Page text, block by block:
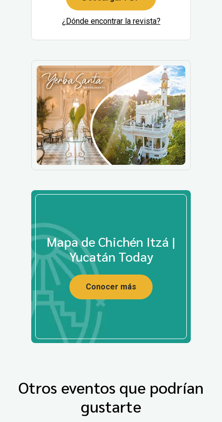
¿Dónde encontrar la revista?
Mapa de Chichén Itzá |
Yucatán Today
Conocer más
Otros eventos que podrían
gustarte